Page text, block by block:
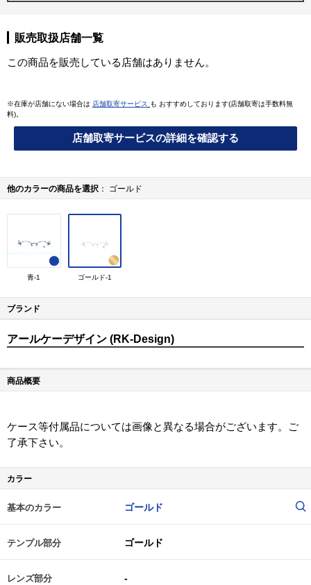
販売取扱店舗一覧
この商品を販売している店舗はありません。
※在庫が店舗にない場合は 店舗取寄サービス
も おすすめしております(店舗取寄は手数料無
料)。
店舗取寄サービスの詳細を確認する
他のカラーの商品を選択 ゴールド
青-1 ゴールド-1
ブランド
アールケーデザイン (RK-Design)
商品概要
ケース等付属品については画像と異なる場合がございます。ご
了承下さい。
カラー
基本のカラー ゴールド
テンプル部分 ゴールド
レンズ部分 -